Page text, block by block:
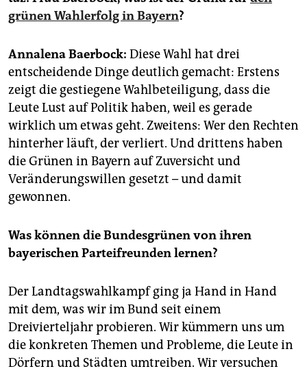
abo
epaper login
grünen Wahlerfolg in Bayern?
Annalena Baerbock: Diese Wahl hat drei
entscheidende Dinge deutlich gemacht: Erstens
zeigt die gestiegene Wahlbeteiligung, dass die
Leute Lust auf Politik haben, weil es gerade
wirklich um etwas geht. Zweitens: Wer den Rechten
hinterher läuft, der verliert. Und drittens haben
die Grünen in Bayern auf Zuversicht und
Veränderungswillen gesetzt – und damit
gewonnen.
Was können die Bundesgrünen von ihren
bayerischen Parteifreunden lernen?
Der Landtagswahlkampf ging ja Hand in Hand
mit dem, was wir im Bund seit einem
Dreivierteljahr probieren. Wir kümmern uns um
die konkreten Themen und Probleme, die Leute in
Dörfern und Städten umtreiben. Wir versuchen